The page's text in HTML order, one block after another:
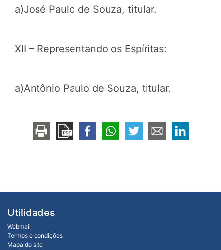
a)José Paulo de Souza, titular.
XII – Representando os Espíritas:
a)Antônio Paulo de Souza, titular.
Utilidades
Webmail
Termos e condições
Mapa do site